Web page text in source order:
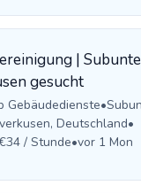
|
gesucht
Gebäudedienste•
Deutschland•
/ Stunde•vor 1 Mon